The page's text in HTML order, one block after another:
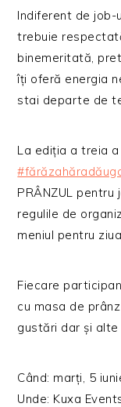
Indiferent de job-
trebuie
binemeritată,
îți oferă energia
stai departe de
La ediția a treia
PRÂNZUL pentru
regulile de
meniul pentru
Fiecare
cu masa de
gustări dar și
Când: marți, 5
Unde: Kuxa